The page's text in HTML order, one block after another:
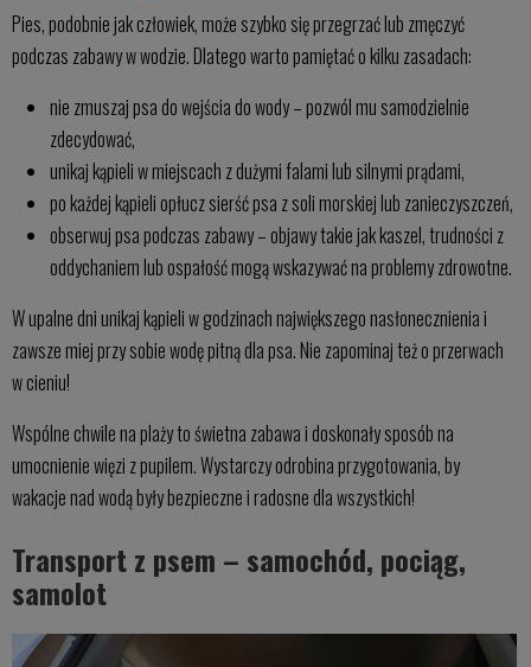
Pies, podobnie jak człowiek, może szybko się przegrzać lub zmęczyć
podczas zabawy w wodzie. Dlatego warto pamiętać o kilku zasadach:
nie zmuszaj psa do wejścia do wody – pozwól mu samodzielnie
zdecydować,
unikaj kąpieli w miejscach z dużymi falami lub silnymi prądami,
po każdej kąpieli opłucz sierść psa z soli morskiej lub zanieczyszczeń,
obserwuj psa podczas zabawy – objawy takie jak kaszel, trudności z
oddychaniem lub ospałość mogą wskazywać na problemy zdrowotne.
W upalne dni unikaj kąpieli w godzinach największego nasłonecznienia i
zawsze miej przy sobie wodę pitną dla psa. Nie zapominaj też o przerwach
w cieniu!
Wspólne chwile na plaży to świetna zabawa i doskonały sposób na
umocnienie więzi z pupilem. Wystarczy odrobina przygotowania, by
wakacje nad wodą były bezpieczne i radosne dla wszystkich!
Transport z psem – samochód, pociąg,
samolot